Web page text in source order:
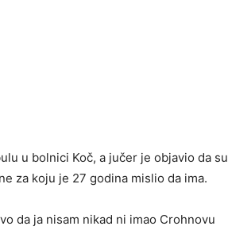
u bolnici Koč, a jučer je objavio da su
za koju je 27 godina mislio da ima.
da ja nisam nikad ni imao Crohnovu